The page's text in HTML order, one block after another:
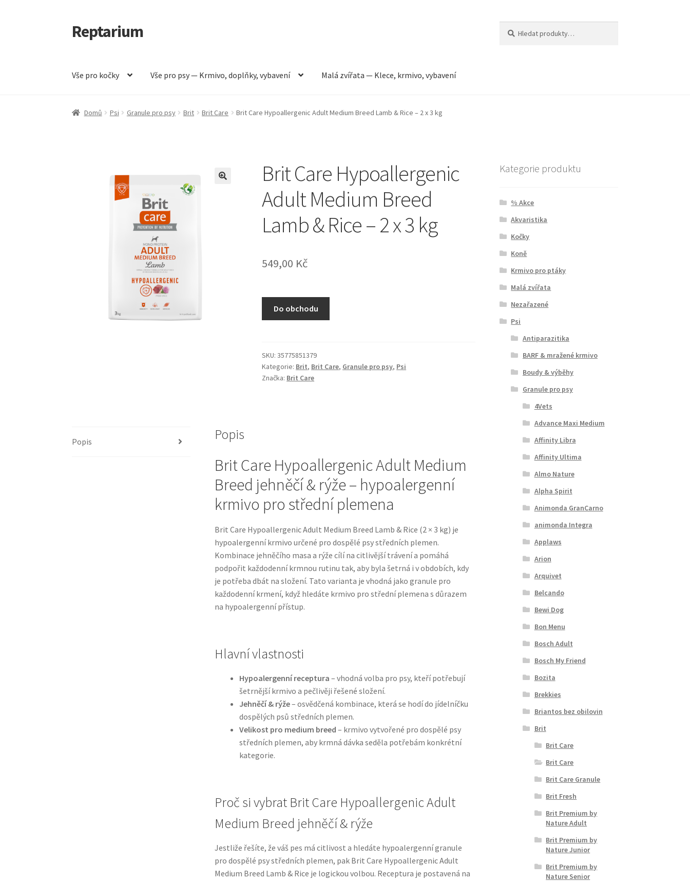
Přeskočit
na
Přejít
k
Reptarium
Vše pro kočky Vše pro psy — Krmivo, doplňky, vybavení Malá zvířata — Klece, krmivo, vybavení
Úvodní stránka Košík Malá zvířata — Klece, krmivo, vybavení Můj účet Obchod Pokladna Vše pro kočky
Domů Psi Granule pro psy Brit Brit Care Brit Care Hypoallergenic Adult Medium Breed Lamb & Rice – 2 x 3 kg
Brit Care Hypoallergenic
Adult Medium Breed
Lamb & Rice – 2 x 3 kg
549,00 Kč
Do obchodu
SKU:35775851379
Kategorie: Brit, Brit Care, Granule pro psy, Psi
Značka: Brit Care
Popis Popis
Brit Care Hypoallergenic Adult Medium
Breed jehněčí & rýže – hypoalergenní
krmivo pro střední plemena
Brit Care Hypoallergenic Adult Medium Breed Lamb & Rice (2 × 3 kg) je
hypoalergenní krmivo určené pro dospělé psy středních plemen.
Kombinace jehněčího masa a rýže cílí na citlivější trávení a pomáhá
podpořit každodenní krmnou rutinu tak, aby byla šetrná i v obdobích, kdy
je potřeba dbát na složení. Tato varianta je vhodná jako granule pro
každodenní krmení, když hledáte krmivo pro střední plemena s důrazem
na hypoalergenní přístup.
Hlavní vlastnosti
Hypoalergenní receptura – vhodná volba pro psy, kteří potřebují
šetrnější krmivo a pečlivěji řešené složení.
Jehněčí & rýže– osvědčená kombinace, která se hodí do jídelníčku
dospělých psů středních plemen.
Velikost pro medium breed – krmivo vytvořené pro dospělé psy
středních plemen, aby krmná dávka seděla potřebám konkrétní
kategorie.
Proč si vybrat Brit Care Hypoallergenic Adult
Medium Breed jehněčí & rýže
Jestliže řešíte, že váš pes má citlivost a hledáte hypoalergenní granule
pro dospělé psy středních plemen, pak Brit Care Hypoallergenic Adult
Medium Breed Lamb & Rice je logickou volbou. Receptura je postavená na
Kategorie produktu
% Akce
Akvaristika
Kočky
Koně
Krmivo pro ptáky
Malá zvířata
Nezařazené
Psi
Antiparazitika
BARF & mražené krmivo
Boudy & výběhy
Granule pro psy
4Vets
Advance Maxi Medium
Affinity Libra
Affinity Ultima
Almo Nature
Alpha Spirit
Animonda GranCarno
animonda Integra
Applaws
Arion
Arquivet
Belcando
Bewi Dog
Bon Menu
Bosch Adult
Bosch My Friend
Bozita
Brekkies
Briantos bez obilovin
Brit
Brit Care
Brit Care
Brit Care Granule
Brit Fresh
Brit Premium by
Nature Adult
Brit Premium by
Nature Junior
Brit Premium by
Nature Senior